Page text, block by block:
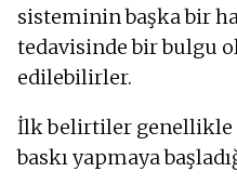
sisteminin başka bir
tedavisinde bir bulgu
edilebilirler.
İlk belirtiler genellikle
baskı yapmaya